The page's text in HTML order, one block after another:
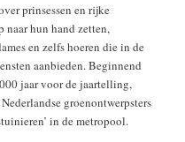
prinsessen en rijke
naar hun hand zetten,
en zelfs hoeren die in de
aanbieden. Beginnend
jaar voor de jaartelling,
groenontwerpsters
in de metropool.